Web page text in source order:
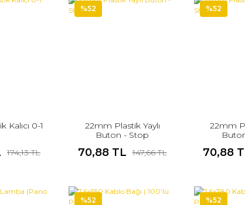
Kalıcı 0-1
174,13 TL
%52
22mm Plastik Yaylı
Buton - Stop
70,88 TL 147,66 TL
%52
22mm
70,88
%52 %52